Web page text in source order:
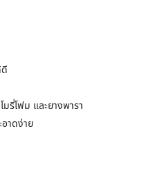
รี่โฟม และยางพารา
าดง่าย